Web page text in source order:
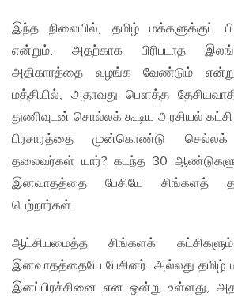
இந்த நிலையில், தமிழ் மக்களுக்குப்
என்றும், அதற்காக பிரிபடாத
அதிகாரத்தை வழங்க வேண்டும்
மத்தியில், அதாவது பௌத்த
துணிவுடன் சொல்லக் கூடிய அரசியல்
பிரசாரத்தை முன்கொண்டு
தலைவர்கள் யார்? கடந்த 30
இனவாதத்தை பேசியே சிங்களத்
பெற்றார்கள்.
ஆட்சியமைத்த சிங்களக்
இனவாதத்தையே பேசினர். அல்லது தமிழ்
இனப்பிரச்சினை என ஒன்று உள்ளது,